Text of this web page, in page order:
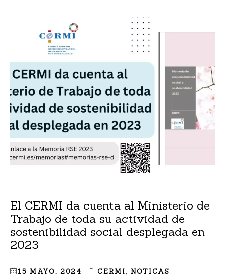
El CERMI da cuenta al Ministerio de
Trabajo de toda su actividad de
sostenibilidad social desplegada en
2023
15 MAYO, 2024 CERMI, NOTICAS